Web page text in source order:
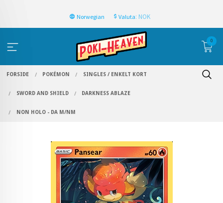
Norwegian Valuta: NOK
0
FORSIDE POKÉMON SINGLES / ENKELT KORT
SWORD AND SHIELD DARKNESS ABLAZE
NON HOLO - DA M/NM